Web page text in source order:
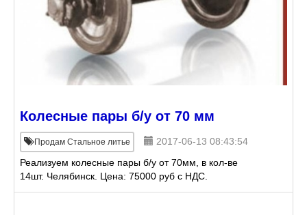
Колесные пары б/у от 70 мм
Продам Стальное литье
2017-06-13 08:43:54
Реализуем колесные пары б/у от 70мм, в кол-ве
14шт. Челябинск. Цена: 75000 руб с НДС.